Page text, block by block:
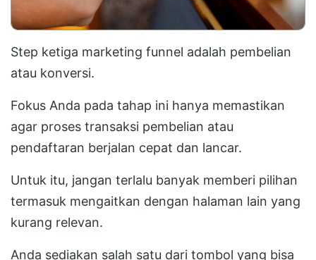
Step ketiga marketing funnel adalah pembelian
atau konversi.
Fokus Anda pada tahap ini hanya memastikan
agar proses transaksi pembelian atau
pendaftaran berjalan cepat dan lancar.
Untuk itu, jangan terlalu banyak memberi pilihan
termasuk mengaitkan dengan halaman lain yang
kurang relevan.
Anda sediakan salah satu dari tombol yang bisa